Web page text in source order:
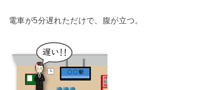
電車が5分遅れただけで、腹が立つ。